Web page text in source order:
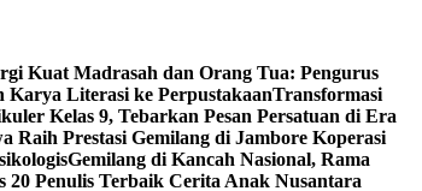
Kuat Madrasah dan Orang Tua: Pengurus
Karya Literasi ke PerpustakaanTransformasi
Kelas 9, Tebarkan Pesan Persatuan di Era
Raih Prestasi Gemilang di Jambore Koperasi
Gemilang di Kancah Nasional, Rama
Penulis Terbaik Cerita Anak Nusantara